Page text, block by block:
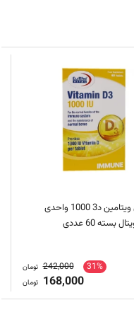
قرص ویتامین د3 1000 واحدی
بسته 60 عددی
31%
242,000 تومان
168,000 تومان